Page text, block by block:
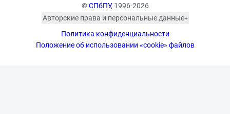
©СПбПУ, 1996-2026
Авторские права и персональные данные
изображённых лиц в соответствии
с требованиями законодательства
Политика конфиденциальности
Положение об использовании «cookie» файлов